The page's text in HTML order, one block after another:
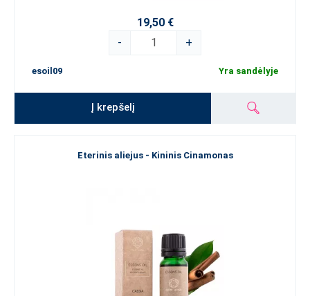
19,50 €
-
+
esoil09 Yra sandėlyje
Į krepšelį
Eterinis aliejus - Kininis Cinamonas